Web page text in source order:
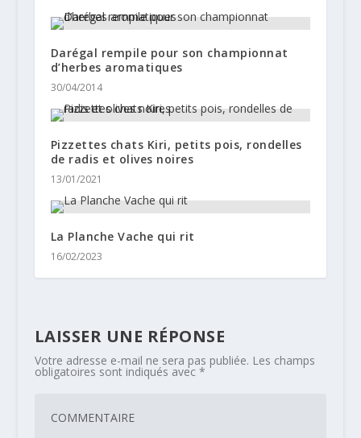
Darégal rempile pour son championnat
d’herbes aromatiques
30/04/2014
Pizzettes chats Kiri, petits pois, rondelles
de radis et olives noires
13/01/2021
La Planche Vache qui rit
16/02/2023
LAISSER UNE RÉPONSE
Votre adresse e-mail ne sera pas publiée. Les champs
obligatoires sont indiqués avec *